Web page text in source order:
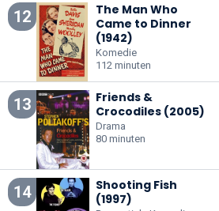
12
The Man Who
Came to Dinner
(1942)
Komedie
112 minuten
13
Friends &
Crocodiles (2005)
Drama
80 minuten
14
Shooting Fish
(1997)